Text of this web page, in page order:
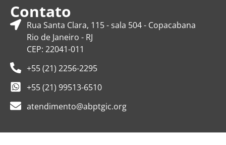
Contato
Rua Santa Clara, 115 - sala 504 - Copacabana
Rio de Janeiro - RJ
CEP: 22041-011
+55 (21) 2256-2295
+55 (21) 99513-6510
atendimento@abptgic.org